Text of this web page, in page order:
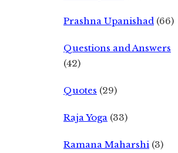
Prashna Upanishad (66)
Questions and Answers
(42)
Quotes (29)
Raja Yoga (33)
Ramana Maharshi (3)